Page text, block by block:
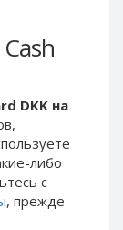
DKK на
либо
с
, прежде
USD
EUR
PLN
GBP
AUD
NOK
SEK